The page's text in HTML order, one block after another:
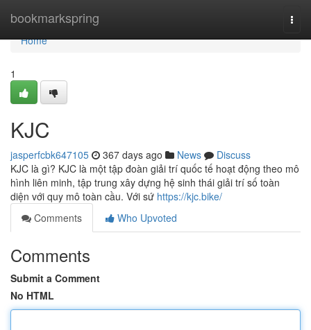
bookmarkspring
Home
Home
1
KJC
jasperfcbk647105 367 days ago News
Discuss
KJC là gì? KJC là một tập đoàn giải trí quốc tế hoạt động theo mô
hình liên minh, tập trung xây dựng hệ sinh thái giải trí số toàn
diện với quy mô toàn cầu. Với sứ https://kjc.bike/
Comments
Who Upvoted
Comments
Submit a Comment
No HTML